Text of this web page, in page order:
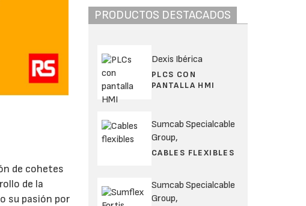
de cohetes
de la
su pasión por
PRODUCTOS DESTACADOS
Dexis Ibérica
PLCS CON
PANTALLA HMI
Sumcab Specialcable
Group,
CABLES FLEXIBLES
Sumcab Specialcable
Group,